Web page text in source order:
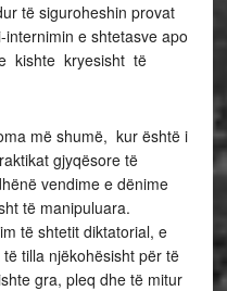
të siguroheshin provat
e shtetasve apo
kishte kryesisht të
më shumë, kur është i
gjyqësore të
vendime e dënime
të manipuluara.
të shtetit diktatorial, e
tilla njëkohësisht për të
gra, pleq dhe të mitur